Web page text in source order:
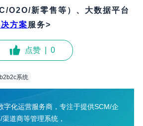
O2O/新零售等）、大数据平台
方案服务>
点赞 0
b2b2c系统
字化运营服务商，专注于提供SCM/企
道商等管理系统，